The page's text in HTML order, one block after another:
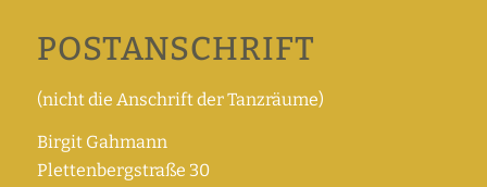
POSTANSCHRIFT
(nicht die Anschrift der Tanzräume)
Birgit Gahmann
Plettenbergstraße 30